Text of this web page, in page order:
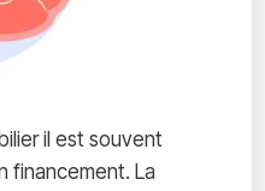
il est souvent
financement. La